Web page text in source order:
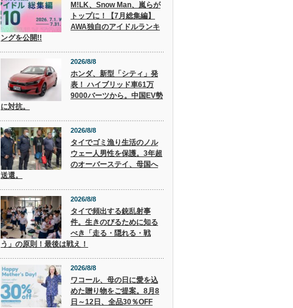
M!LK、Snow Man、嵐らが
トップに！【7月総集編】
AWA独自のアイドルランキ
ングを公開!!
2026/8/8
ホンダ、新型「シティ」発
表！ ハイブリッド車61万
9000バーツから。中国EV勢
に対抗。
2026/8/8
タイでゴミ漁り生活のノル
ウェー人男性を保護。3年超
のオーバーステイ、母国へ
送還。
2026/8/8
タイで頻出する銃乱射事
件。生きのびるために知る
べき「走る・隠れる・戦
う」の原則！最後は戦え！
2026/8/8
ワコール、母の日に愛を込
めた贈り物をご提案。8月8
日～12日、全品30％OFF